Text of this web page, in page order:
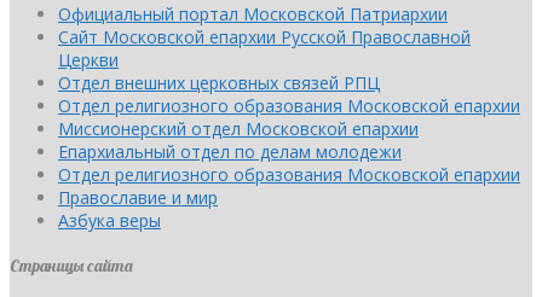
Официальный портал Московской Патриархии
Сайт Московской епархии Русской Православной
Церкви
Отдел внешних церковных связей РПЦ
Отдел религиозного образования Московской епархии
Миссионерский отдел Московской епархии
Епархиальный отдел по делам молодежи
Отдел религиозного образования Московской епархии
Православие и мир
Азбука веры
Страницы сайта